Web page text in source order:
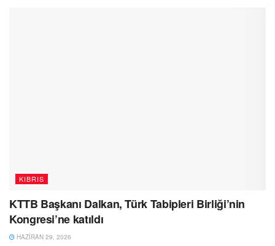
KIBRIS
KTTB Başkanı Dalkan, Türk Tabipleri Birliği’nin
Kongresi’ne katıldı
HAZIRAN 29, 2026